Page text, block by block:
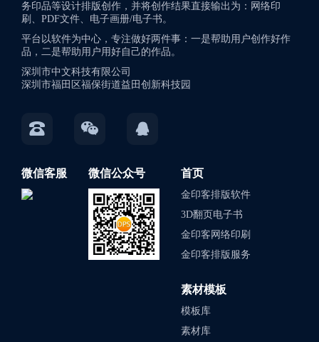
务印品等设计排版创作，并将创作结果直接输出为：网络印
刷、PDF文件、电子画册/电子书。
平台以软件为中心，专注做好两件事：一是帮助用户创作好作
品，二是帮助用户用好自己的作品。
深圳市中文科技有限公司
深圳市福田区福保街道益田创新科技园
微信客服 微信公众号 首页
金印客排版软件
3D翻页电子书
金印客网络印刷
金印客排版服务
素材模板
模板库
素材库